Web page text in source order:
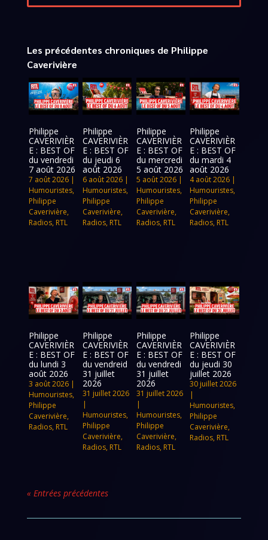
Les précédentes chroniques de Philippe
Caverivière
Philippe
CAVERIVIÈR
E : BEST OF
du vendredi
7 août 2026
7 août 2026 |
Humouristes,
Philippe
Caverivière,
Radios, RTL
Philippe
CAVERIVIÈR
E : BEST OF
du jeudi 6
août 2026
6 août 2026|
Humouristes,
Philippe
Caverivière,
Radios, RTL
Philippe
CAVERIVIÈR
E : BEST OF
du mercredi
5 août 2026
5 août 2026|
Humouristes,
Philippe
Caverivière,
Radios, RTL
Philippe
CAVERIVIÈR
E : BEST OF
du mardi 4
août 2026
4 août 2026 |
Humouristes,
Philippe
Caverivière,
Radios, RTL
Philippe
CAVERIVIÈR
E : BEST OF
du lundi 3
août 2026
3 août 2026 |
Humouristes,
Philippe
Caverivière,
Radios, RTL
Philippe
CAVERIVIÈR
E : BEST OF
du vendreid
31 juillet
2026
31 juillet 2026
|
Humouristes,
Philippe
Caverivière,
Radios, RTL
Philippe
CAVERIVIÈR
E : BEST OF
du vendredi
31 juillet
2026
31 juillet 2026
|
Humouristes,
Philippe
Caverivière,
Radios, RTL
Philippe
CAVERIVIÈR
E : BEST OF
du jeudi 30
juillet 2026
30 juillet 2026
|
Humouristes,
Philippe
Caverivière,
Radios, RTL
« Entrées précédentes